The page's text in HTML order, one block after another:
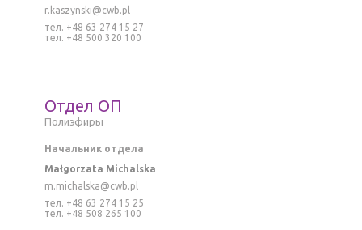
r.kaszynski@cwb.pl
тел. +48 63 274 15 27
тел. +48 500 320 100
Отдел ОП
Полиэфиры
Начальник отдела
Małgorzata Michalska
m.michalska@cwb.pl
тел. +48 63 274 15 25
тел. +48 508 265 100